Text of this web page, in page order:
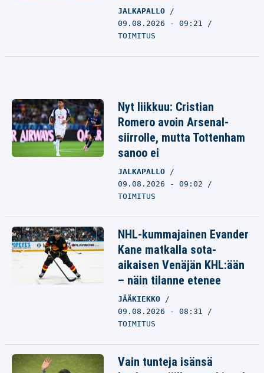
JALKAPALLO
09.08.2026 - 09:21
TOIMITUS
Nyt liikkuu: Cristian
Romero avoin Arsenal-
siirrolle, mutta Tottenham
sanoo ei
JALKAPALLO
09.08.2026 - 09:02
TOIMITUS
NHL-kummajainen Evander
Kane matkalla sota-
aikaisen Venäjän KHL:ään
– näin tilanne etenee
JÄÄKIEKKO
09.08.2026 - 08:31
TOIMITUS
Vain tunteja isänsä